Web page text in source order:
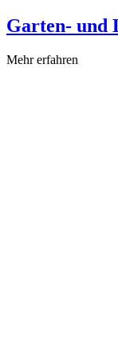
Garten- und
Mehr erfahren